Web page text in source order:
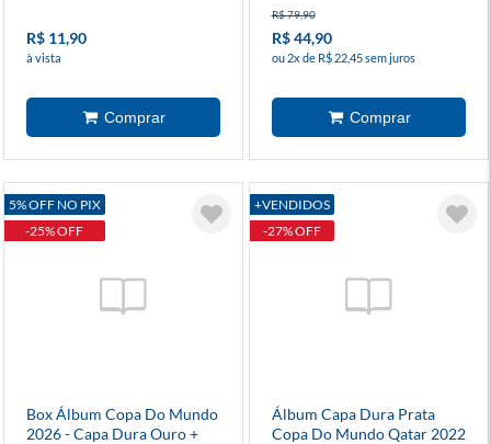
R$ 11,90
à vista
R$ 79,90
R$ 44,90
ou 2x de R$ 22,45 sem juros
5% OFF NO PIX
-25% OFF
Box Álbum Copa Do Mundo
2026 - Capa Dura Ouro +
+VENDIDOS
-27% OFF
Álbum Capa Dura Prata
Copa Do Mundo Qatar 2022